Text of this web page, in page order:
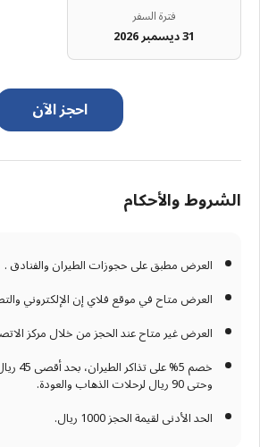
فترة السفر
31 ديسمبر 2026
احجز الآن
الشروط والأحكام
العرض مطبق على حجوزات الطيران والفنادق .
العرض متاح في موقع فلاي إن الإلكتروني
العرض غير متاح عند الحجز من خلال مركز
خصم
وحتى 90 ريال لرحلات الذهاب والعودة.
الحد الأدنى لقيمة الحجز 1000 ريال.